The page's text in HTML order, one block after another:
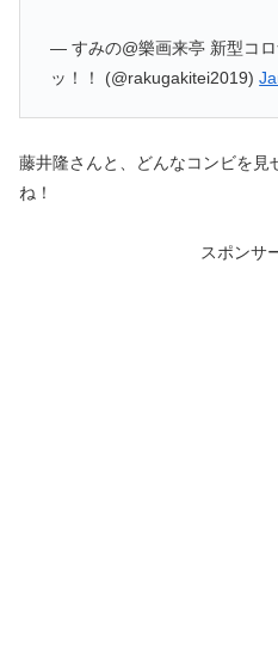
— すみの@樂画来亭 新型コ
ッ！！ (@rakugakitei2019)
藤井隆さんと、どんなコンビを見
ね！
スポンサ